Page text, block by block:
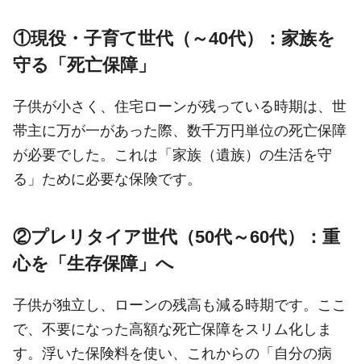
①現役・子育て世代（～40代）：家族を
守る「死亡保障」
子供が小さく、住宅ローンが残っている時期は、世
帯主に万が一があった際、数千万円単位の死亡保障
が必要でした。これは「家族（遺族）の生活を守
る」ために必要な保険です。
②プレリタイア世代（50代～60代）：重
心を「生存保障」へ
子供が独立し、ローンの残高も減る時期です。ここ
で、不要になった高額な死亡保障をスリム化しま
す。浮いた保険料を使い、これからの「自分の病